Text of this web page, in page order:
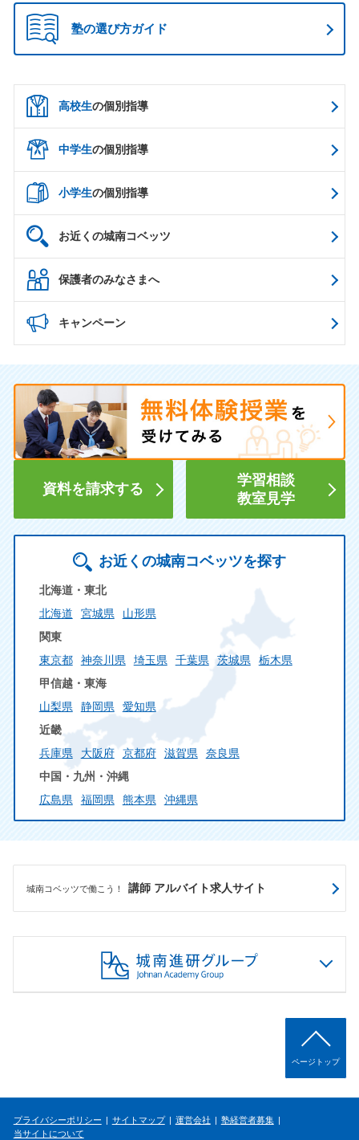
塾の選び方ガイド
高校生の個別指導
中学生の個別指導
小学生の個別指導
お近くの城南コベッツ
保護者のみなさまへ
キャンペーン
資料を請求する
学習相談
教室見学
お近くの城南コベッツを探す
北海道・東北
北海道
宮城県
山形県
関東
東京都
神奈川県 埼玉県 千葉県 茨城県
栃木県
甲信越・東海
山梨県
静岡県
愛知県
近畿
兵庫県
大阪府 京都府 滋賀県
奈良県
中国・九州・沖縄
広島県
福岡県 熊本県 沖縄県
城南コベッツで働こう！ 講師 アルバイト求人サイト
ページトップ
プライバシーポリシー サイトマップ 運営会社
塾経営者募集
当サイトについて